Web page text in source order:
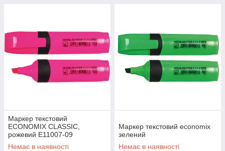
Маркер текстовий
ECONOMIX CLASSIC,
рожевий Е11007-09
Немає в наявності
Маркер текстовий economix
зелений
Немає в наявності